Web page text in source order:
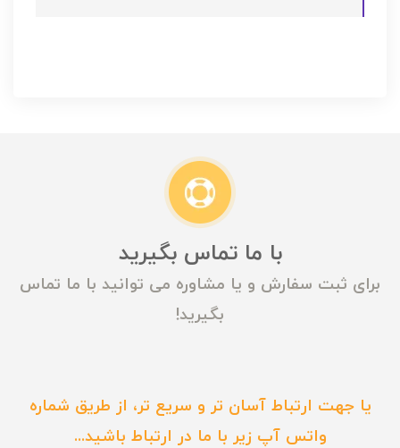
با ما تماس بگیرید
برای ثبت سفارش و یا مشاوره می توانید با ما تماس
بگیرید!
یا جهت ارتباط آسان تر و سریع تر، از طریق شماره
واتس آپ زیر با ما در ارتباط باشید...